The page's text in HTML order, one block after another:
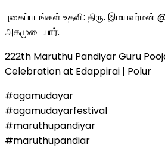
புகைப்படங்கள் உதவி: திரு. இமயவர்மன்
அகமுடையார்.
222th Maruthu Pandiyar Guru
Celebration at Edappirai | Polur
#agamudayar
#agamudayarfestival
#maruthupandiyar
#maruthupandiar